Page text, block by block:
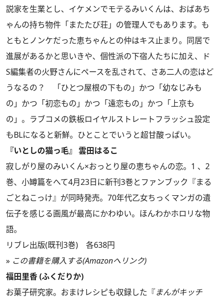
説家を生業とし、イケメンでモテるみいくんは、おばあち
ゃんの持ち物件「またたび荘」の管理人でもあります。も
ともとノンケだった恵ちゃんとの仲はキス止まり。同居で
進展があるかと思いきや、個性派の下宿人たちに加え、ド
S編集者の火野さんにペースを乱されて、さあ二人の恋はど
うなるの？ 「ひとつ屋根の下もの」かつ「幼なじみも
の」かつ「初恋もの」かつ「遠恋もの」かつ「上京も
の」。ラブコメの鉄板ロイヤルストレートフラッシュ設定
もBLになると新鮮。ひとことでいうと超甘酸っぱい。
『いとしの猫っ毛』 雲田はるこ
寂しがり屋のみいくん×おっとり屋の恵ちゃんの恋。1 、2
巻、小罇篇をへて4月23日に新刊3巻とファンブック『まる
ごとねこっけ』が同時発売。70年代乙女ちっくマンガの遺
伝子を感じる画風が最高にかわゆい。ほんわかホロリな物
語。
リブレ出版(既刊3巻) 各638円
» この書籍を購入する(Amazonへリンク)
福田里香 (ふくだりか)
お菓子研究家。おまけレシピも収録した『まんがキッチ